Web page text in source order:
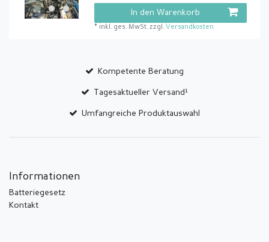
In den Warenkorb
* inkl. ges. MwSt. zzgl. Versandkosten
Kompetente Beratung
Tagesaktueller Versand¹
Umfangreiche Produktauswahl
Informationen
Batteriegesetz
Kontakt